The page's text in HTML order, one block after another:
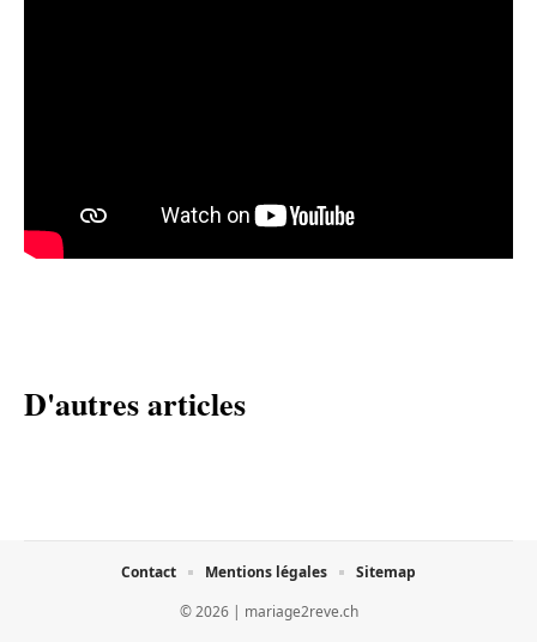
D'autres articles
© 2026 | mariage2reve.ch
Contact Mentions légales Sitemap